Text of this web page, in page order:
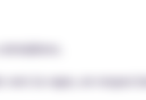
la vape, en